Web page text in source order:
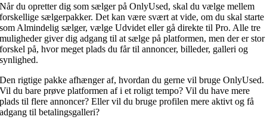
Når du opretter dig som sælger på OnlyUsed, skal du vælge mellem
forskellige sælgerpakker. Det kan være svært at vide, om du skal starte
som Almindelig sælger, vælge Udvidet eller gå direkte til Pro. Alle tre
muligheder giver dig adgang til at sælge på platformen, men der er stor
forskel på, hvor meget plads du får til annoncer, billeder, galleri og
synlighed.
Den rigtige pakke afhænger af, hvordan du gerne vil bruge OnlyUsed.
Vil du bare prøve platformen af i et roligt tempo? Vil du have mere
plads til flere annoncer? Eller vil du bruge profilen mere aktivt og få
adgang til betalingsgalleri?